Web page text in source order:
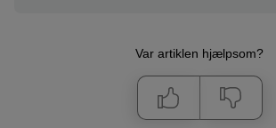
Var artiklen hjælpsom?